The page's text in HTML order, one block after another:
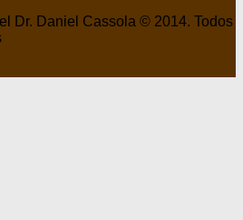
Dr. Daniel Cassola © 2014. Todos